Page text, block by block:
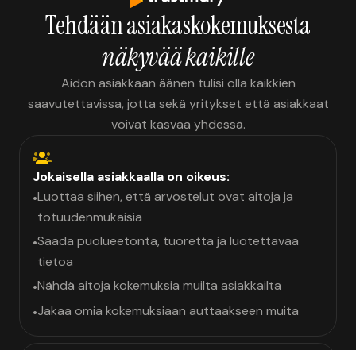
Tehdään asiakaskokemuksesta
näkyvää kaikille
Aidon asiakkaan äänen tulisi olla kaikkien
saavutettavissa, jotta sekä yritykset että asiakkaat
voivat kasvaa yhdessä.
Jokaisella asiakkaalla on oikeus:
•Luottaa siihen, että arvostelut ovat aitoja ja
totuudenmukaisia
•Saada puolueetonta, tuoretta ja luotettavaa
tietoa
•Nähdä aitoja kokemuksia muilta asiakkailta
•Jakaa omia kokemuksiaan auttaakseen muita